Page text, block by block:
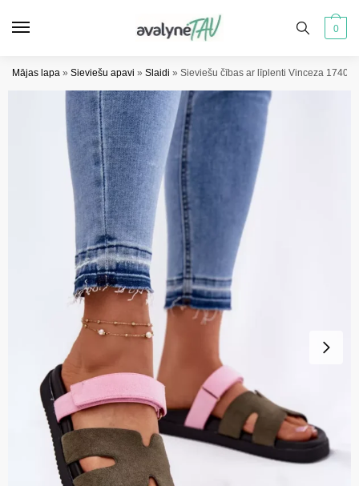
0
Mājas lapa » Sieviešu apavi » Slaidi » Sieviešu čības ar līplenti Vinceza 17401